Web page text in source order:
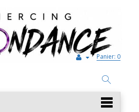
Panier: 0